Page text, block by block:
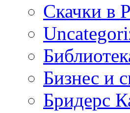
Cкачки в
Бизнес и
Бридерс